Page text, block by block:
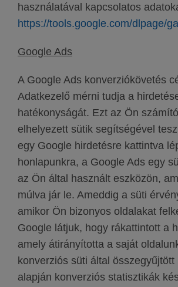
használatával kapcsolatos
https://tools.google.com/dlpage/
Google Ads
A Google Ads konverziókövetés
Adatkezelő mérni tudja a
hatékonyságát. Ezt az Ön
elhelyezett sütik segítségével
egy Google hirdetésre kattintva
honlapunkra, a Google Ads egy
az Ön által használt eszközön,
múlva jár le. Ameddig a süti
amikor Ön bizonyos oldalakat
Google látjuk, hogy rákattintott a
amely átirányította a saját
konverziós süti által
alapján konverziós statisztikák